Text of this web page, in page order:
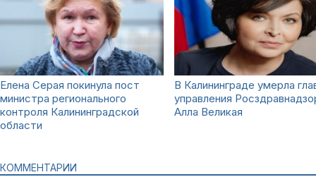
Елена Серая покинула пост
министра регионального
контроля Калининградской
области
В Калининграде умерла
управления
Алла Великая
КОММЕНТАРИИ